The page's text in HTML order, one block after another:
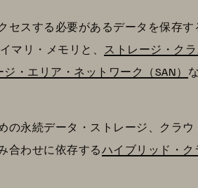
スする必要があるデータを保存
マリ・メモリと、 ストレージ・ク
ジ・エリア・ネットワーク（SAN）
永続データ・ストレージ、クラ
合わせに依存するハイブリッド・ク